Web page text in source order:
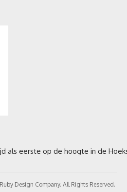
Design Company. All Rights Reserved.